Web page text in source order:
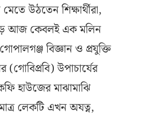
উঠতেন শিক্ষার্থীরা,
আজ কেবলই এক মলিন
বিজ্ঞান ও প্রযুক্তি
(গোবিপ্রবি) উপাচার্যের
হাউজের মাঝামাঝি
লেকটি এখন অযত্ন,